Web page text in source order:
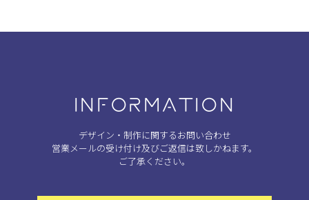
INFORMATION
デザイン・制作に関するお問い合わせ
営業メールの受け付け及びご返信は致しかねます。
ご了承ください。